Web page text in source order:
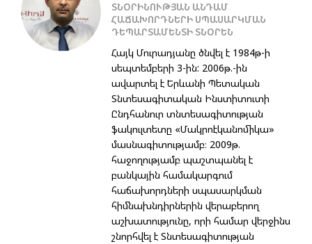
ՏՆՕՐԻՆՈՒԹՅԱՆ ԱՆԴԱՄ
ՀԱՃԱԽՈՐԴՆԵՐԻ ՍՊԱՍԱՐԿՄԱՆ
ԴԵՊԱՐՏԱՄԵՆՏԻ ՏՆՕՐԵՆ
Հայկ Մուրադյանը ծնվել է 1984թ-ի
սեպտեմբերի 3-ին: 2006թ.-ին
ավարտել է Երևանի Պետական
Տնտեսագիտական Ինստիտուտի
Ընդհանուր տնտեսագիտության
ֆակուլտետը «Մակրոէկանոմիկա»
մասնագիտությամբ։ 2009թ.
հաջողությամբ պաշտպանել է
բանկային համակարգում
հաճախորդների սպասարկման
հիմնախնդիրներին վերաբերող
աշխատությունը, որի համար վերջինս
շնորհվել է Տնտեսագիտության